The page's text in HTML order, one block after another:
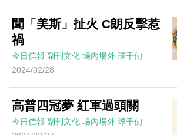
聞「美斯」扯火 C朗反擊惹
禍
今日信報 副刊文化 場內場外 球千仞
2024/02/28
高普四冠夢 紅軍過頭關
今日信報 副刊文化 場內場外 球千仞